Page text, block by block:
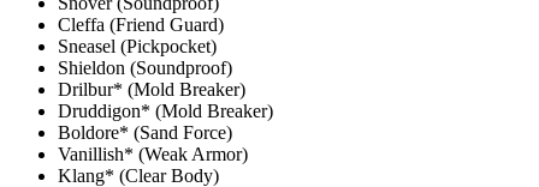
Cleffa (Friend Guard)
Sneasel (Pickpocket)
Shieldon (Soundproof)
Drilbur* (Mold Breaker)
Druddigon* (Mold Breaker)
Boldore* (Sand Force)
Vanillish* (Weak Armor)
Klang* (Clear Body)